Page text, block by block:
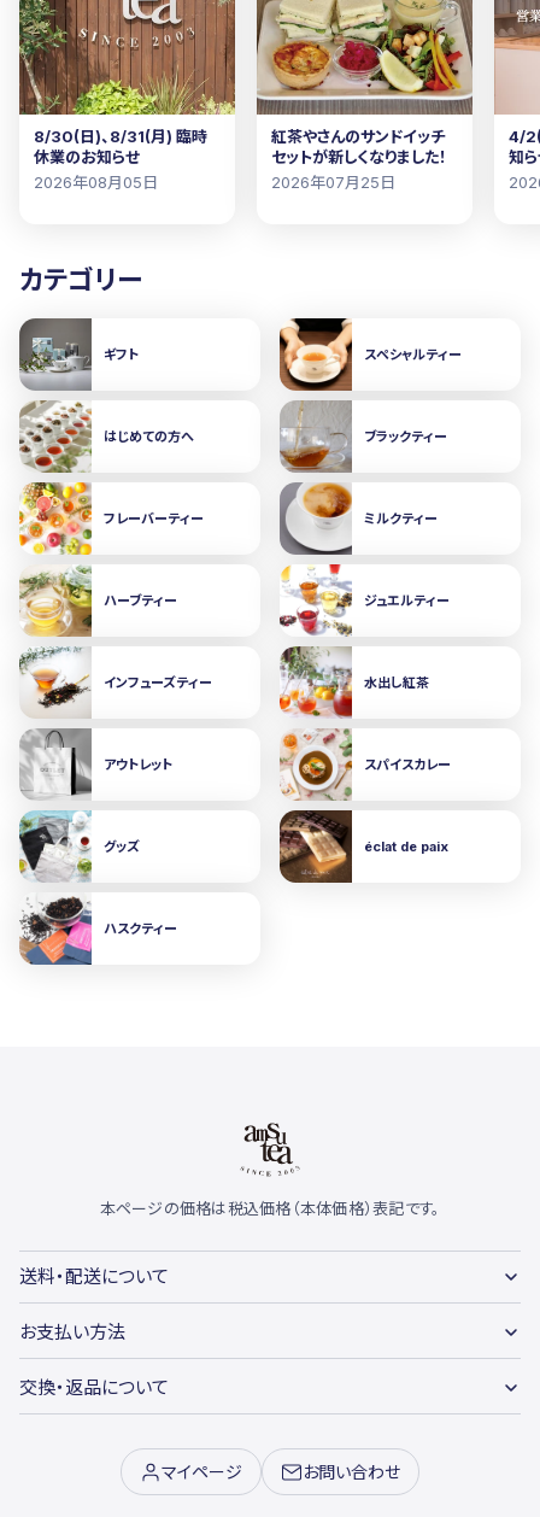
8/30(日)、8/31(月) 臨時
休業のお知らせ
2026年08月05日
紅茶やさんのサンドイッチ
セットが新しくなりました！
2026年07月25日
4/
知
カテゴリー
ギフト スペシャルティー
はじめての方へ ブラックティー
フレーバーティー ミルクティー
ハーブティー ジュエルティー
インフューズティー 水出し紅茶
アウトレット スパイスカレー
グッズ éclat de paix
ハスクティー
本ページの価格は税込価格（本体価格）表記です。
送料・配送について
お支払い方法
交換・返品について
マイページ お問い合わせ